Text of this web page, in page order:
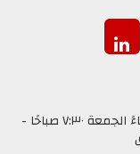
الأحد - الخميس: 8:00 صباحًا - 5:45 مساءً مساءً الجمعة ٧:٣٠ صباحًا -